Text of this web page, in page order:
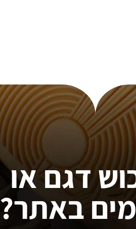
דגם או
באתר?